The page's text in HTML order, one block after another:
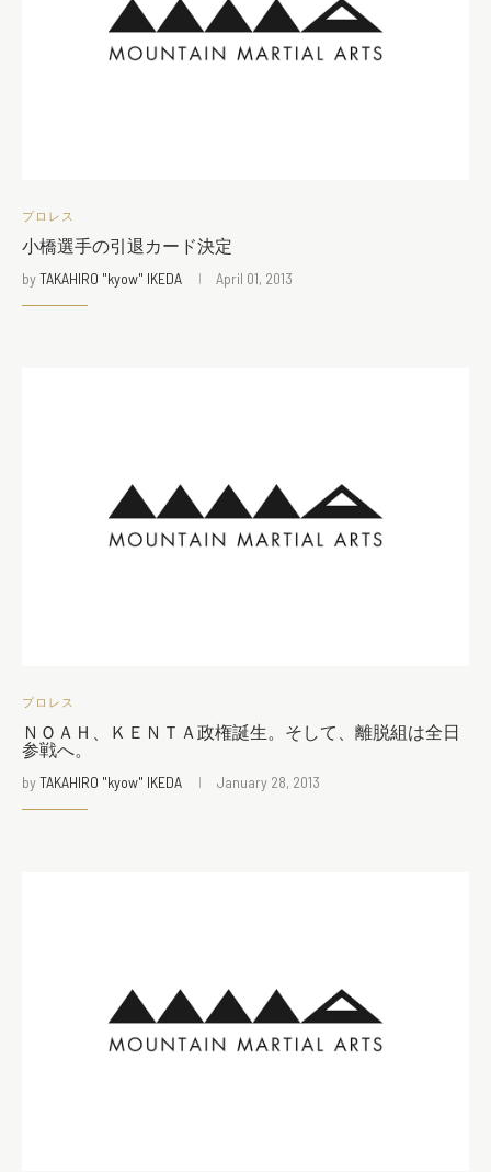
プロレス
小橋選手の引退カード決定
byTAKAHIRO "kyow" IKEDA April 01, 2013
プロレス
ＮＯＡＨ、ＫＥＮＴＡ政権誕生。そして、離脱組は全日
参戦へ。
byTAKAHIRO "kyow" IKEDA January 28, 2013